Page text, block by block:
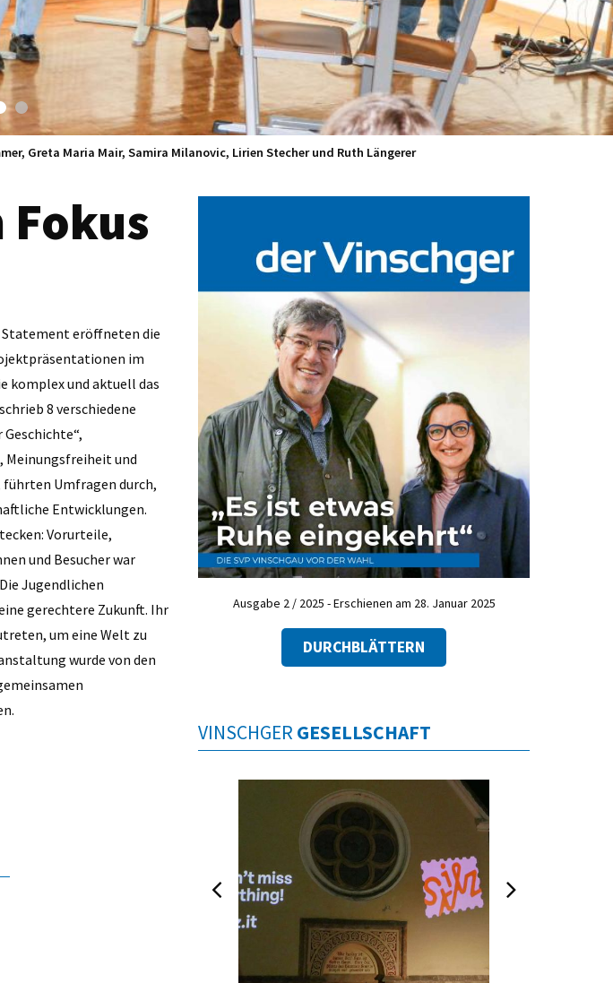
Greta Maria Mair, Samira Milanovic, Lirien Stecher und Ruth Längerer
Statement eröffneten die
im
komplex und aktuell das
8 verschiedene
Meinungsfreiheit und
führten Umfragen durch,
Entwicklungen.
Vorurteile,
und Besucher war
Jugendlichen
gerechtere Zukunft. Ihr
um eine Welt zu
wurde von den
Ausgabe 2 / 2025 - Erschienen am 28. Januar 2025
DURCHBLÄTTERN
VINSCHGER GESELLSCHAFT